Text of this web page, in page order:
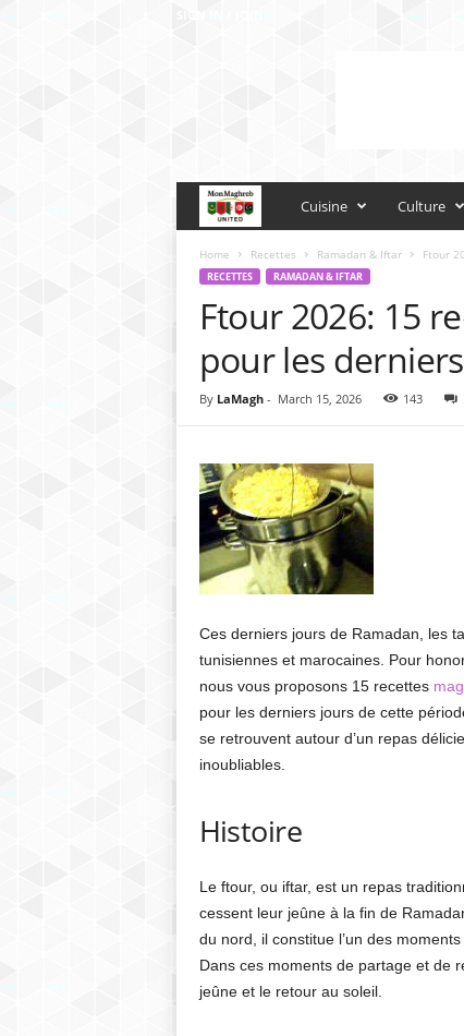
SIGN IN / JOIN
o
M
a
h
r
e
b
Cuisine Culture
Home Recettes Ramadan & Iftar Ftour
RECETTES RAMADAN & IFTAR
Ftour 2026: 15
pour les
By LaMagh- March 15, 2026 143
Ces derniers jours de Ramadan, les
tunisiennes et marocaines. Pour
nous vous proposons 15 recettes
pour les derniers jours de cette
se retrouvent autour d’un repas
inoubliables.
Histoire
Le ftour, ou iftar, est un repas
cessent leur jeûne à la fin de
du nord, il constitue l’un des
Dans ces moments de partage et de
jeûne et le retour au soleil.